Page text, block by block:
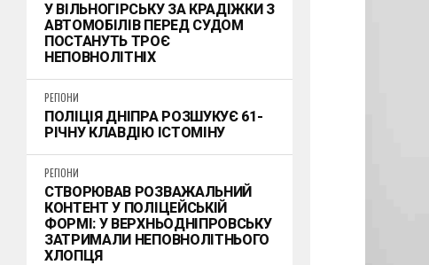
У ВІЛЬНОГІРСЬКУ ЗА КРАДІЖКИ З
АВТОМОБІЛІВ ПЕРЕД СУДОМ
ПОСТАНУТЬ ТРОЄ
НЕПОВНОЛІТНІХ
РЕГІОНИ
ПОЛІЦІЯ ДНІПРА РОЗШУКУЄ 61-
РІЧНУ КЛАВДІЮ ІСТОМІНУ
РЕГІОНИ
СТВОРЮВАВ РОЗВАЖАЛЬНИЙ
КОНТЕНТ У ПОЛІЦЕЙСЬКІЙ
ФОРМІ: У ВЕРХНЬОДНІПРОВСЬКУ
ЗАТРИМАЛИ НЕПОВНОЛІТНЬОГО
ХЛОПЦЯ